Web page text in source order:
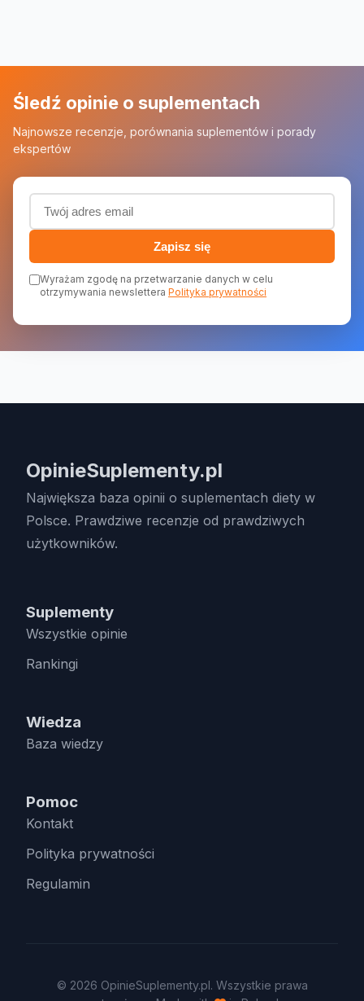
Śledź opinie o suplementach
Najnowsze recenzje, porównania suplementów i porady
ekspertów
Adres email (wymagany)
Zapisz się
Wyrażam zgodę na przetwarzanie danych w celu
otrzymywania newslettera Polityka prywatności
OpinieSuplementy.pl
Największa baza opinii o suplementach diety w
Polsce. Prawdziwe recenzje od prawdziwych
użytkowników.
Suplementy
Wszystkie opinie
Rankingi
Wiedza
Baza wiedzy
Pomoc
Kontakt
Polityka prywatności
Regulamin
© 2026 OpinieSuplementy.pl. Wszystkie prawa